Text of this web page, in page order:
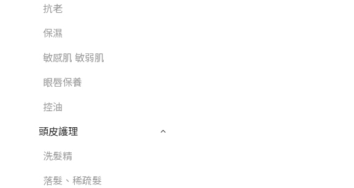
抗老
保濕
敏感肌 敏弱肌
眼唇保養
控油
頭皮護理
洗髮精
落髮、稀疏髮